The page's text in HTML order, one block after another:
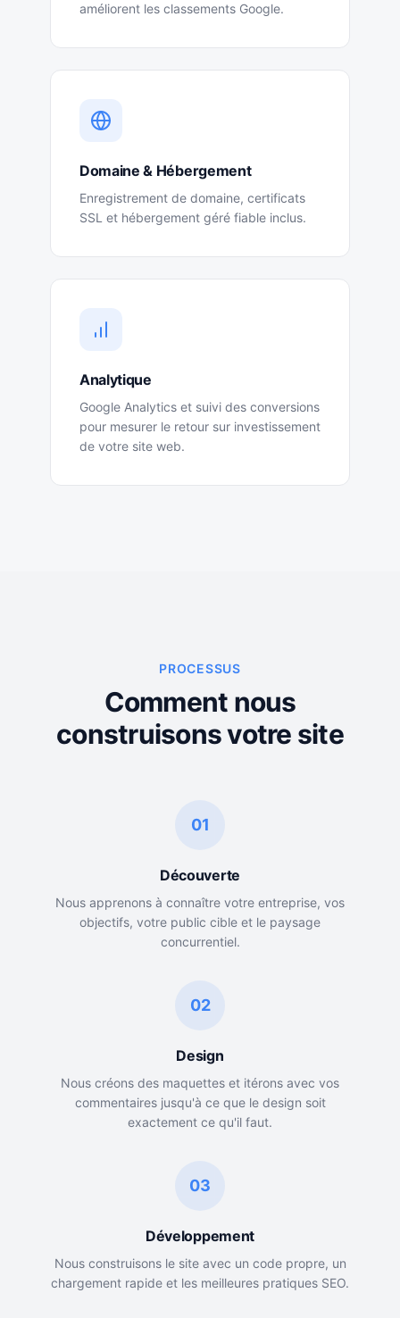
améliorent les classements Google.
Domaine & Hébergement
Enregistrement de domaine, certificats
SSL et hébergement géré fiable inclus.
Analytique
Google Analytics et suivi des conversions
pour mesurer le retour sur investissement
de votre site web.
PROCESSUS
Comment nous
construisons votre site
01
Découverte
Nous apprenons à connaître votre entreprise, vos
objectifs, votre public cible et le paysage
concurrentiel.
02
Design
Nous créons des maquettes et itérons avec vos
commentaires jusqu'à ce que le design soit
exactement ce qu'il faut.
03
Développement
Nous construisons le site avec un code propre, un
chargement rapide et les meilleures pratiques SEO.